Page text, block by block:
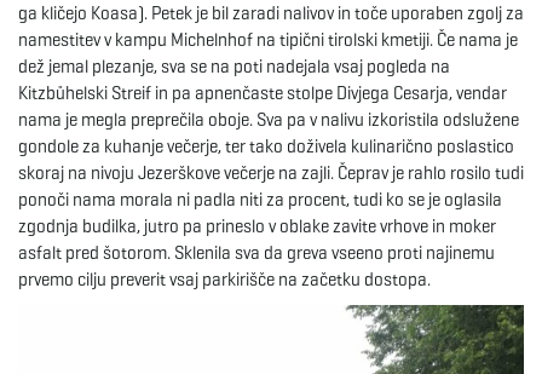
e
ga kličejo Koasa). Petek je bil zaradi nalivov in toče uporaben zgolj za
namestitev v kampu Michelnhof na tipični tirolski kmetiji. Če nama je
dež jemal plezanje, sva se na poti nadejala vsaj pogleda na
Kitzbühelski Streif in pa apnenčaste stolpe Divjega Cesarja, vendar
nama je megla preprečila oboje. Sva pa v nalivu izkoristila odslužene
gondole za kuhanje večerje, ter tako doživela kulinarično poslastico
skoraj na nivoju Jezerškove večerje na zajli. Čeprav je rahlo rosilo tudi
ponoči nama morala ni padla niti za procent, tudi ko se je oglasila
zgodnja budilka, jutro pa prineslo v oblake zavite vrhove in moker
asfalt pred šotorom. Sklenila sva da greva vseeno proti najinemu
prvemo cilju preverit vsaj parkirišče na začetku dostopa.